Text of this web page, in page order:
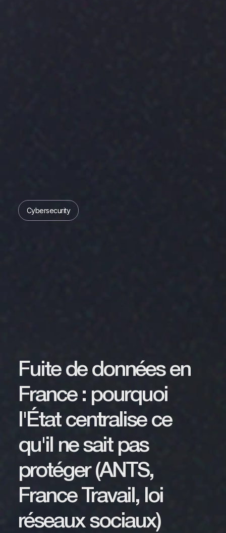
Cybersecurity
Fuite de données en
France : pourquoi
l'État centralise ce
qu'il ne sait pas
protéger (ANTS,
France Travail, loi
réseaux sociaux)